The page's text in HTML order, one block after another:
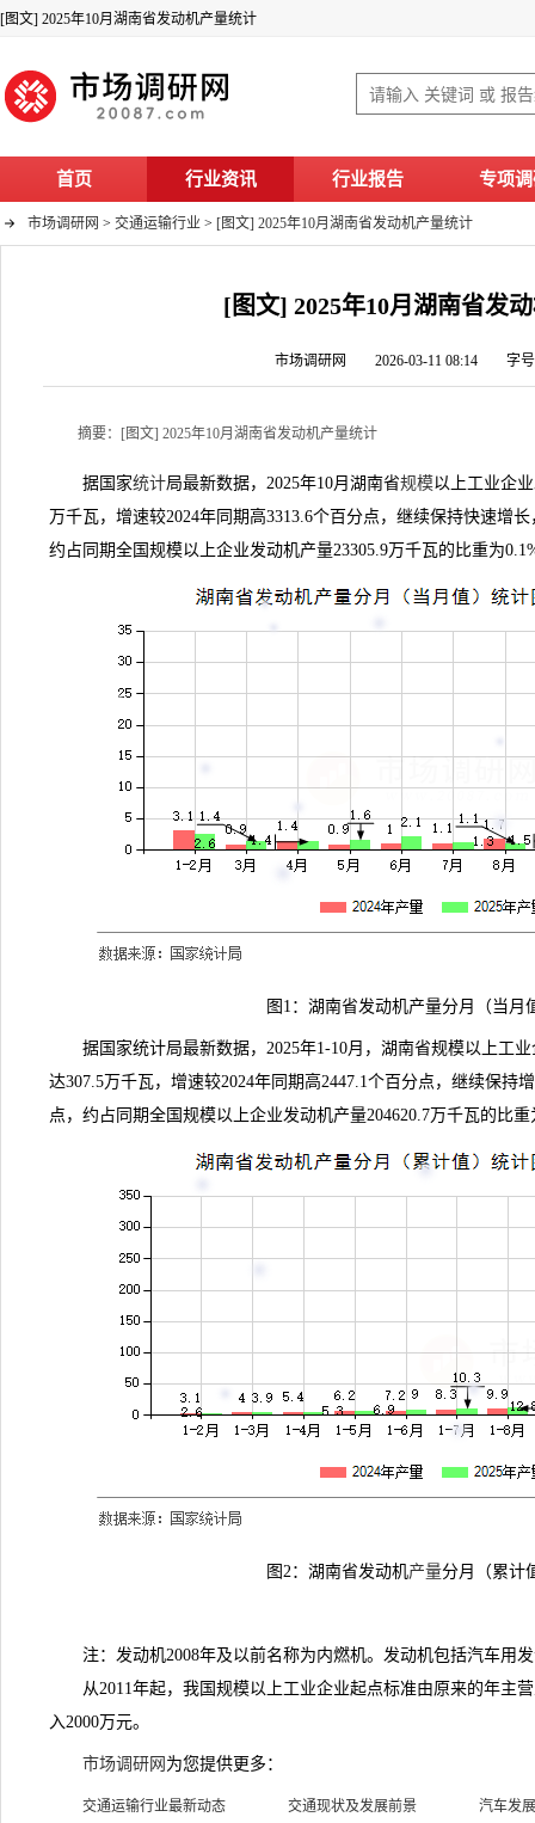
[图文] 2025年10月湖南省发动机产量统计
首页 行业资讯 行业报告 专项
市场调研网 > 交通运输行业 > [图文] 2025年10月湖南省发动机产量统计
[图文] 2025年10月湖南省发
市场调研网 2026-03-11 08:14 字
摘要：[图文] 2025年10月湖南省发动机产量统计
据国家统计局最新数据，2025年10月湖南省规模以上工业企
万千瓦，增速较2024年同期高3313.6个百分点，继续保持快速增
约占同期全国规模以上企业发动机产量23305.9万千瓦的比重为
图1：湖南省发动机产量分月（当月
据国家统计局最新数据，2025年1-10月，湖南省规模以上工
达307.5万千瓦，增速较2024年同期高2447.1个百分点，继续保持
点，约占同期全国规模以上企业发动机产量204620.7万千瓦的比重
图2：湖南省发动机产量分月（累计
注：发动机2008年及以前名称为内燃机。发动机包括汽车用
从2011年起，我国规模以上工业企业起点标准由原来的年主营
入2000万元。
市场调研网 为您提供更多：
交通运输行业最新动态 交通现状及发展前景
汽车发